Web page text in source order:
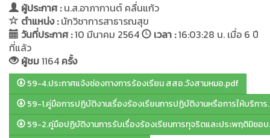
ผู้ประกาศ :น.ส.อาภากานต์ คลื่นแก้ว
ตำแหน่ง :นักวิชาการสาธารณสุข
วันที่ประกาศ :10 มีนาคม 2564 เวลา :16:03:28 น. เมื่อ 6 ปี
ที่แล้ว
ผู้ชม1164 ครั้ง
59-4.ประกาศแจ้งช่องทางการร้องเรียน สสอ.วังสามหมอ.pdf
59-1.คู่มือการปฏิบัติงานเรื่องร้องเรียนการปฏิบัติงานหรือการให้บริกา
59-2.คู่มือปฏิบัติงานการรับเรื่องร้องเรียนการทุจริตและประพฤติมิชอ